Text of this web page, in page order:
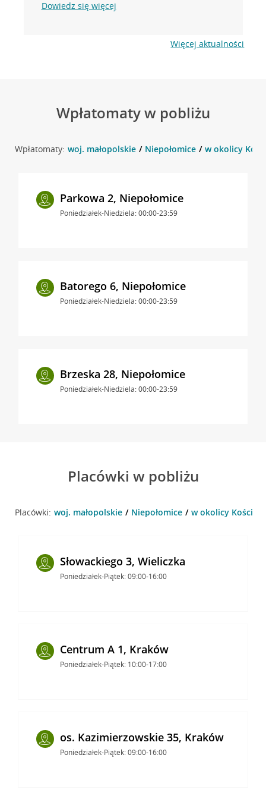
Dowiedz się więcej
Więcej aktualności
Wpłatomaty w pobliżu
Wpłatomaty: woj. małopolskie Niepołomice w okolicy
Parkowa 2, Niepołomice
Poniedziałek-Niedziela: 00:00-23:59
Batorego 6, Niepołomice
Poniedziałek-Niedziela: 00:00-23:59
Brzeska 28, Niepołomice
Poniedziałek-Niedziela: 00:00-23:59
Placówki w pobliżu
Placówki: woj. małopolskie Niepołomice w okolicy
Słowackiego 3, Wieliczka
Poniedziałek-Piątek: 09:00-16:00
Centrum A 1, Kraków
Poniedziałek-Piątek: 10:00-17:00
os. Kazimierzowskie 35, Kraków
Poniedziałek-Piątek: 09:00-16:00